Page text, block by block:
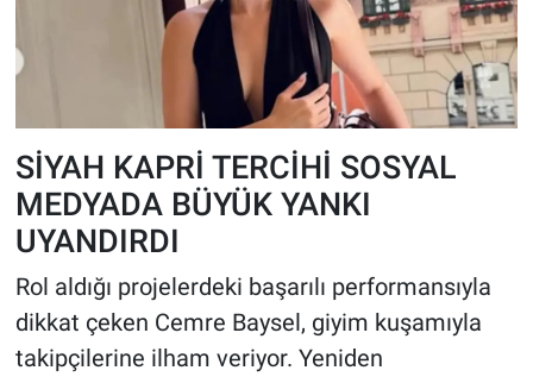
SİYAH KAPRİ TERCİHİ SOSYAL
MEDYADA BÜYÜK YANKI
UYANDIRDI
Rol aldığı projelerdeki başarılı performansıyla
dikkat çeken Cemre Baysel, giyim kuşamıyla
takipçilerine ilham veriyor. Yeniden